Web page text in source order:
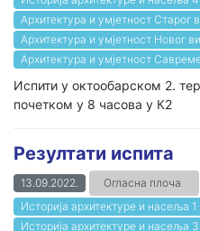
Архитектура и умјетност Старог
Архитектура и умјетност Новог
Архитектура и умјетност
Испити у октообарском 2.
почетком у 8 часова у К2
Резултати испита
13.09.2022. Огласна плоча
Историја архитектуре и насеља
Историја архитектуре и насеља